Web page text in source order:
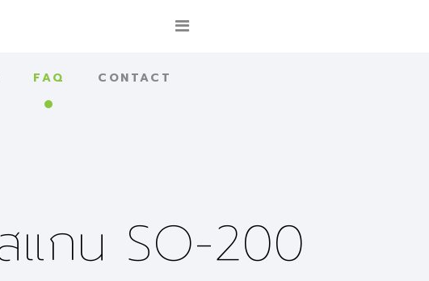
FAQ CONTACT
แกน SO-200